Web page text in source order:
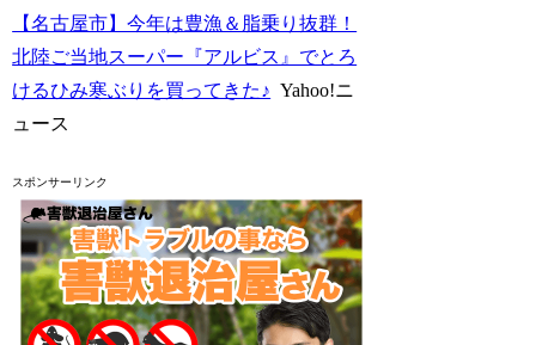
【名古屋市】今年は豊漁＆脂乗り抜群！
北陸ご当地スーパー『アルビス』でとろ
けるひみ寒ぶりを買ってきた♪ Yahoo!ニ
ュース
スポンサーリンク